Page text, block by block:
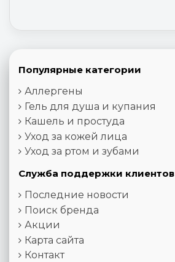
Популярные категории
Аллергены
Гель для душа и купания
Кашель и простуда
Уход за кожей лица
Уход за ртом и зубами
Служба поддержки клиентов
Последние новости
Поиск бренда
Акции
Карта сайта
Контакт